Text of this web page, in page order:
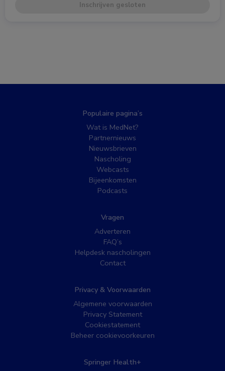
Inschrijven gesloten
Populaire pagina’s
Wat is MedNet?
Partnernieuws
Nieuwsbrieven
Nascholing
Webcasts
Bijeenkomsten
Podcasts
Vragen
Adverteren
FAQ’s
Helpdesk nascholingen
Contact
Privacy & Voorwaarden
Algemene voorwaarden
Privacy Statement
Cookiestatement
Beheer cookievoorkeuren
Springer Health+